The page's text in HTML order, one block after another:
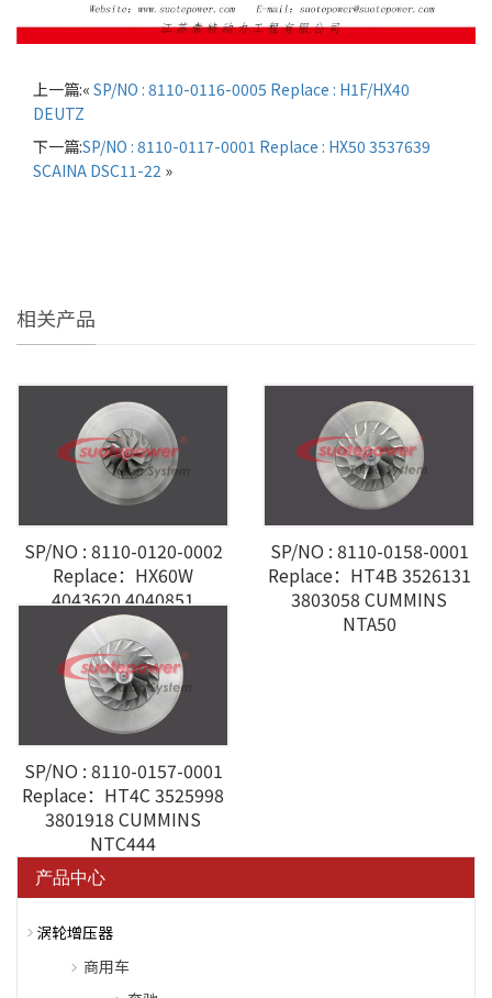
上一篇:« SP/NO : 8110-0116-0005 Replace : H1F/HX40
DEUTZ
下一篇:SP/NO : 8110-0117-0001 Replace : HX50 3537639
SCAINA DSC11-22 »
相关产品
SP/NO : 8110-0120-0002
Replace：HX60W
4043620 4040851
CUMMINS ISX3
SP/NO : 8110-0158-0001
Replace：HT4B 3526131
3803058 CUMMINS
NTA50
SP/NO : 8110-0157-0001
Replace：HT4C 3525998
3801918 CUMMINS
NTC444
产品中心
涡轮增压器
商用车